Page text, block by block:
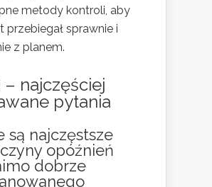
metody kontroli, aby
przebiegał sprawnie i
z planem.
– najczęściej
pytania
są najczęstsze
opóźnień
dobrze